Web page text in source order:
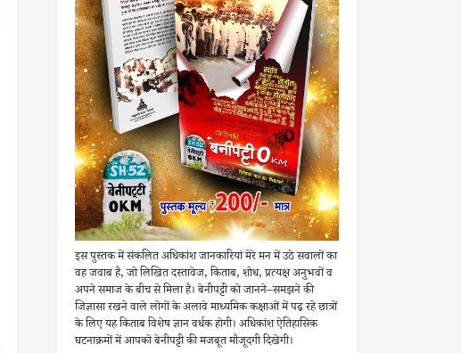
इस पुस्तक में संकलित अधिकांश जानकारियां मेरे मन में उठे सवालों का
वह जवाब है, जो लिखित दस्तावेज, किताब, शोध, प्रत्यक्ष अनुभवों व
अपने समाज के बीच से मिला है। बेनीपट्टी को जानने–समझने की
जिज्ञासा रखने वाले लोगों के अलावे माध्यमिक कक्षाओं में पढ़ रहे छात्रों
के लिए यह किताब विशेष ज्ञान वर्धक होगी। अधिकांश ऐतिहासिक
घटनाक्रमों में आपको बेनीपट्टी की मजबूत मौजूदगी दिखेगी।